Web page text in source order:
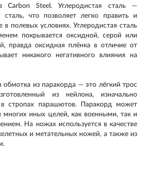
Steel. Углеродистая сталь —
сталь, что позволяет легко править и
в полевых условиях. Углеродистая сталь
покрывается оксидной, серой или
правда оксидная плёнка в отличие от
никакого негативного влияния на
обмотка из паракорда — это лёгкий трос
из нейлона, изначально
в стропах парашютов. Паракорд может
многих иных целей, как военными, так и
На ножах используется в качестве
и метательных ножей, а также из